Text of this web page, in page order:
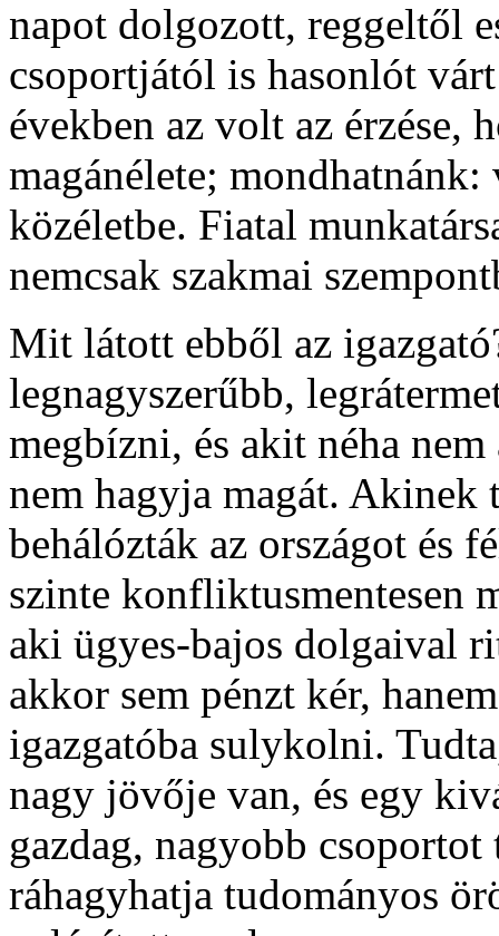
napot dolgozott, reggeltől
csoportjától is hasonlót
években az volt az érzése,
magánélete;
közéletbe. Fiatal
nemcsak szakmai
Mit látott ebből az
legnagyszerűbb,
megbízni, és akit néha
nem hagyja magát. Akinek
behálózták az országot és
szinte konfliktusmentesen
aki ügyes-bajos dolgaival
akkor sem pénzt kér,
igazgatóba sulykolni.
nagy jövője van, és egy
gazdag, nagyobb
ráhagyhatja tudományos